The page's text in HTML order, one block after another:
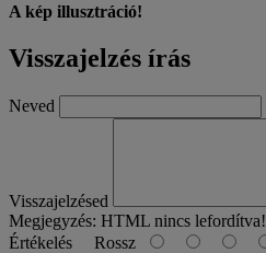
A kép illusztráció!
Visszajelzés írás
Neved
Visszajelzésed
Megjegyzés: HTML nincs lefordítva!
Értékelés Rossz